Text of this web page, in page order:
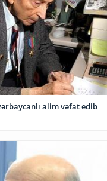
alim vəfat edib